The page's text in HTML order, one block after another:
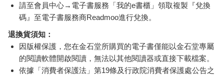
請至會員中心→電子書服務「我的e書櫃」領取複製『兌換
碼』至電子書服務商Readmoo進行兌換。
退換貨須知：
因版權保護，您在金石堂所購買的電子書僅能以金石堂專屬
的閱讀軟體開啟閱讀，無法以其他閱讀器或直接下載檔案。
依據「消費者保護法」第19條及行政院消費者保護處公告之